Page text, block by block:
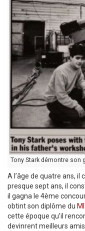
Tony Stark démontre son
A l’âge de quatre ans,
presque sept ans, il
il gagna le 4ème
obtint son diplôme du
cette époque qu’il
devinrent meilleurs